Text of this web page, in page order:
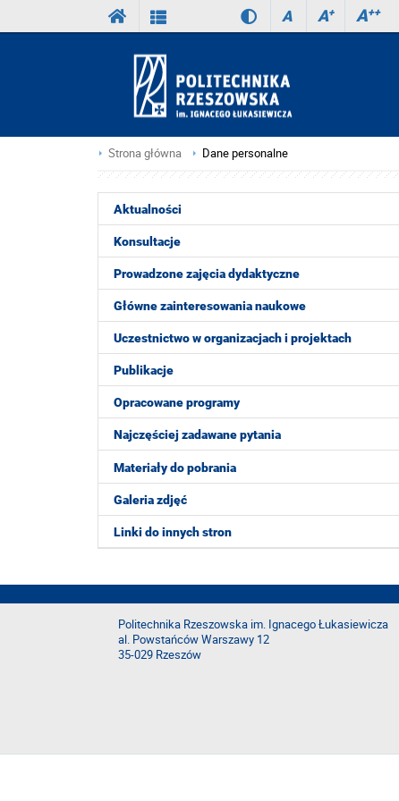
A A+ A++
Strona główna Dane personalne
Aktualności
Konsultacje
Prowadzone zajęcia dydaktyczne
Główne zainteresowania naukowe
Uczestnictwo w organizacjach i projektach
Publikacje
Opracowane programy
Najczęściej zadawane pytania
Materiały do pobrania
Galeria zdjęć
Linki do innych stron
Politechnika Rzeszowska im. Ignacego Łukasiewicza
al. Powstańców Warszawy 12
35-029 Rzeszów